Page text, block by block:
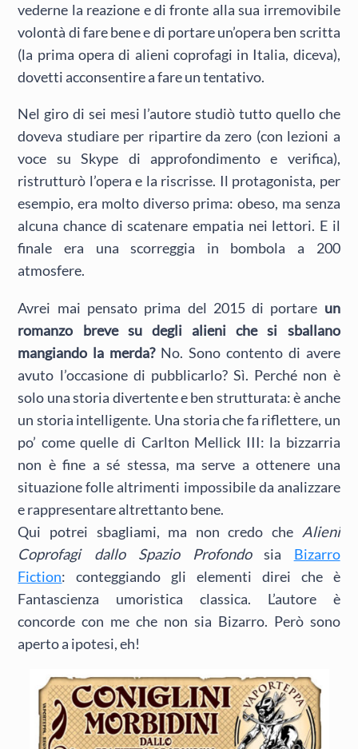
vederne la reazione e di fronte alla sua irremovibile
volontà di fare bene e di portare un’opera ben scritta
(la prima opera di alieni coprofagi in Italia, diceva),
dovetti acconsentire a fare un tentativo.
Nel giro di sei mesi l’autore studiò tutto quello che
doveva studiare per ripartire da zero (con lezioni a
voce su Skype di approfondimento e verifica),
ristrutturò l’opera e la riscrisse. Il protagonista, per
esempio, era molto diverso prima: obeso, ma senza
alcuna chance di scatenare empatia nei lettori. E il
finale era una scorreggia in bombola a 200
atmosfere.
Avrei mai pensato prima del 2015 di portare un
romanzo breve su degli alieni che si sballano
mangiando la merda?No. Sono contento di avere
avuto l’occasione di pubblicarlo? Sì. Perché non è
solo una storia divertente e ben strutturata: è anche
un storia intelligente. Una storia che fa riflettere, un
po’ come quelle di Carlton Mellick III: la bizzarria
non è fine a sé stessa, ma serve a ottenere una
situazione folle altrimenti impossibile da analizzare
e rappresentare altrettanto bene.
Qui potrei sbagliami, ma non credo che Alieni
Coprofagi dallo Spazio Profondosia Bizarro
Fiction: conteggiando gli elementi direi che è
Fantascienza umoristica classica. L’autore è
concorde con me che non sia Bizarro. Però sono
aperto a ipotesi, eh!